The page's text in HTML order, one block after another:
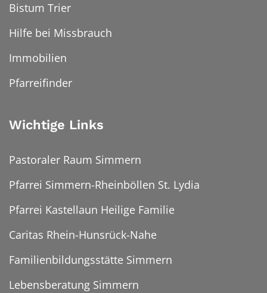
Bistum Trier
Hilfe bei Missbrauch
Immobilien
Pfarreifinder
Wichtige Links
Pastoraler Raum Simmern
Pfarrei Simmern-Rheinböllen St. Lydia
Pfarrei Kastellaun Heilige Familie
Caritas Rhein-Hunsrück-Nahe
Familienbildungsstätte Simmern
Lebensberatung Simmern